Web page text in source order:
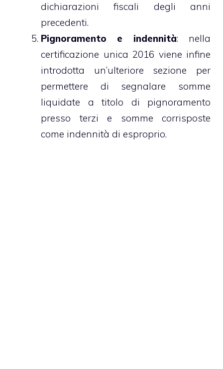
dichiarazioni fiscali degli anni
precedenti.
Pignoramento e indennità: nella
certificazione unica 2016 viene infine
introdotta un’ulteriore sezione per
permettere di segnalare somme
liquidate a titolo di pignoramento
presso terzi e somme corrisposte
come indennità di esproprio.